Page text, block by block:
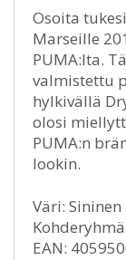
Osoita
Marseille
PUMA:lta.
valmistettu
hylkivällä
olosi
PUMA:n
lookin.
Väri: Sininen
EAN: